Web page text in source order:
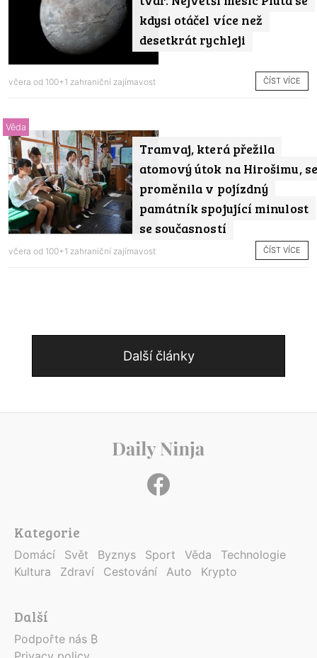
kdysi otáčel více než
desetkrát rychleji
včera od 100+1 zahraniční zajímavost ČÍST VÍCE
Tramvaj, která přežila
atomový útok na Hirošimu, se
proměnila v pojízdný
památník spojující minulost
se současností
Věda
včera od 100+1 zahraniční zajímavost ČÍST VÍCE
Další články
Kategorie
Domácí Svět Byznys Sport Věda
Technologie
Kultura
Zdraví Cestování Auto Krypto
Další
Podpořte nás ₿